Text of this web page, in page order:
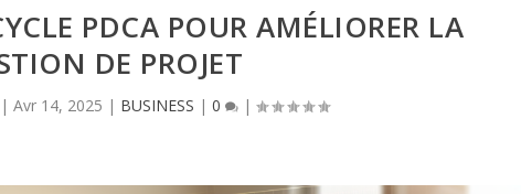
PDCA POUR AMÉLIORER LA
DE PROJET
| Avr 14, 2025 | BUSINESS | 0 |